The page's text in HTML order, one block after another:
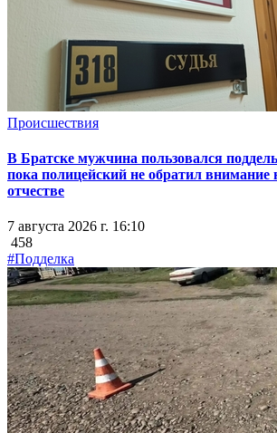
Происшествия
В Братске мужчина пользовался
пока полицейский не обратил внимание
отчестве
7 августа 2026 г. 16:10
458
#Подделка